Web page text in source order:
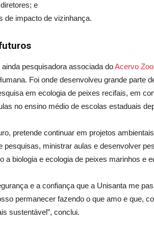
e
de impacto de vizinhança.
pesquisadora associada doAcervo
Foi onde desenvolveu grande parte
em ecologia de peixes recifais, em
no ensino médio de escolas estaduais
pretende continuar em projetos
pesquisas, ministrar aulas e desenvolver
a biologia e ecologia de peixes marinhos e
e a confiança que a Unisanta me
permanecer fazendo o que amo e que,
sustentável”, conclui.